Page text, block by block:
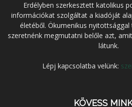
Erdélyben szerkesztett katolikus
információkat szolgáltat a kiadóját
életéből. Ökumenikus
szeretnénk megmutatni belőle azt,
látunk.
Lépj kapcsolatba velünk:
KÖVESS